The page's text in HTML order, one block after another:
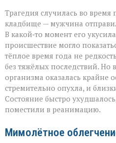
Трагедия случилась во время
кладбище — мужчина
В какой‑то момент его
происшествие могло
тёплое время года не
без тяжёлых последствий. Но
организма оказалась крайне
стремительно опухла, и
Состояние быстро
поместили в реанимацию.
Мимолётное